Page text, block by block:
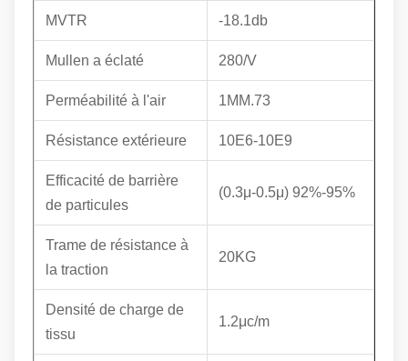
MVTR -18.1db
Mullen a éclaté 280/V
Perméabilité à l'air 1MM.73
Résistance extérieure 10E6-10E9
Efficacité de barrière
de particules
(0.3μ-0.5μ) 92%-95%
Trame de résistance à
la traction
20KG
Densité de charge de
tissu
1.2μc/m